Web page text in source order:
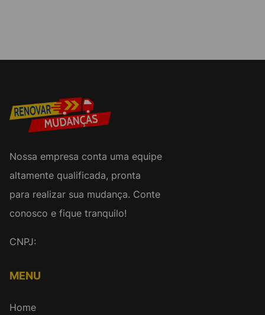
Nossa empresa conta uma equipe
altamente qualificada, pronta
para realizar sua mudança. Conte
conosco e fique tranquilo!
CNPJ:
MENU
Home